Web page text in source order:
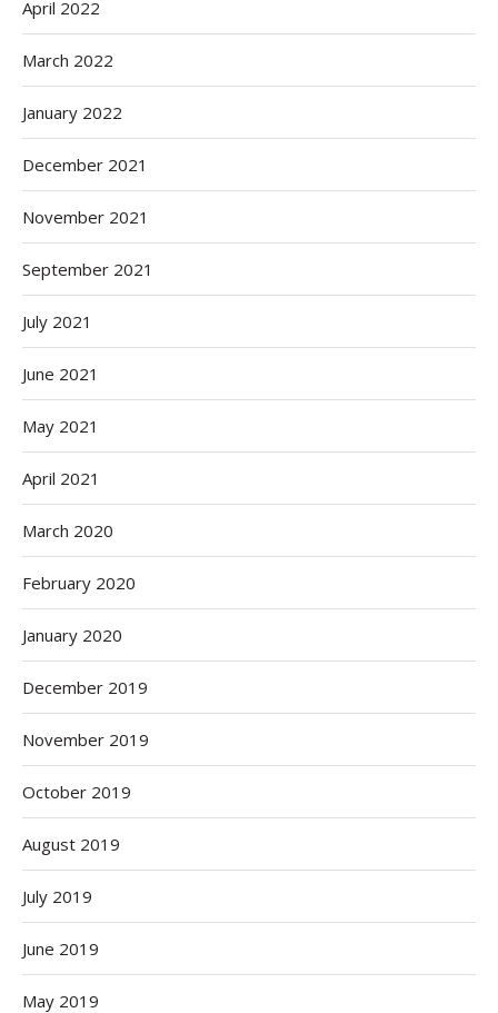
April 2022
March 2022
January 2022
December 2021
November 2021
September 2021
July 2021
June 2021
May 2021
April 2021
March 2020
February 2020
January 2020
December 2019
November 2019
October 2019
August 2019
July 2019
June 2019
May 2019